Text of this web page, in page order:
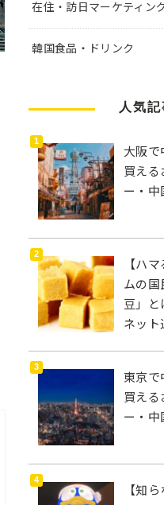
在住・訪日マーケティン
韓国食品・ドリンク
人気記
大阪で
買える
ー・中
【ハ
ムの国
豆」と
ネット
東京で
買える
ー・中
【知